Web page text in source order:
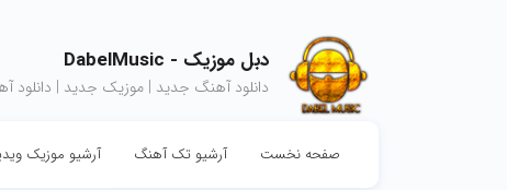
دبل موزیک - DabelMusic
دانلود آهنگ جدید | موزیک جدید | دانلود
صفحه نخست آرشیو تک آهنگ آرشیو موزیک